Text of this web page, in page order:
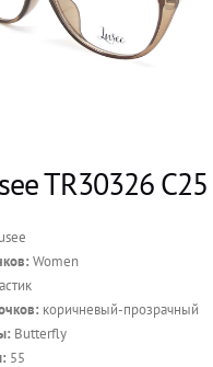
TR30326 C25
Women
коричневый-прозрачный
Butterfly
55